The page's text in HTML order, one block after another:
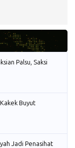
Palsu, Saksi
Buyut
Jadi Penasihat